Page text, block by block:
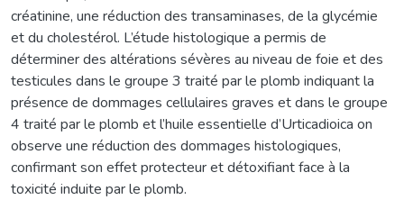
créatinine, une réduction des transaminases, de la glycémie
et du cholestérol. L’étude histologique a permis de
déterminer des altérations sévères au niveau de foie et des
testicules dans le groupe 3 traité par le plomb indiquant la
présence de dommages cellulaires graves et dans le groupe
4 traité par le plomb et l’huile essentielle d’Urticadioica on
observe une réduction des dommages histologiques,
confirmant son effet protecteur et détoxifiant face à la
toxicité induite par le plomb.